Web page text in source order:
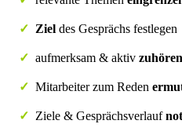
✓ Ziel des Gesprächs festlegen
✓ aufmerksam & aktiv zuhören
✓ Mitarbeiter zum Reden
✓ Ziele & Gesprächsverlauf